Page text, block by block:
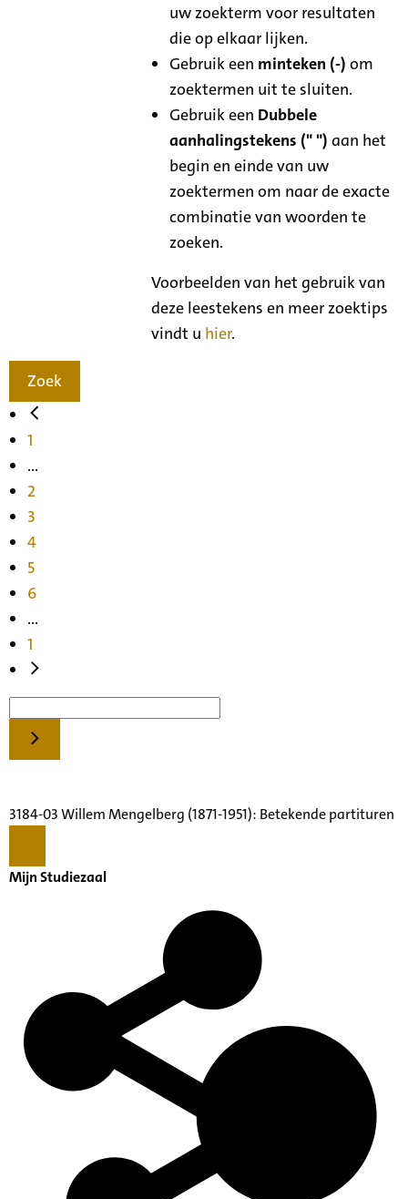
uw zoekterm voor resultaten
die op elkaar lijken.
Gebruik een minteken (-) om
zoektermen uit te sluiten.
Gebruik een Dubbele
aanhalingstekens (" ") aan het
begin en einde van uw
zoektermen om naar de exacte
combinatie van woorden te
zoeken.
Voorbeelden van het gebruik van
deze leestekens en meer zoektips
vindt u hier.
Zoek
1
...
2
3
4
5
6
...
1
3184-03 Willem Mengelberg (1871-1951): Betekende partituren
Mijn Studiezaal